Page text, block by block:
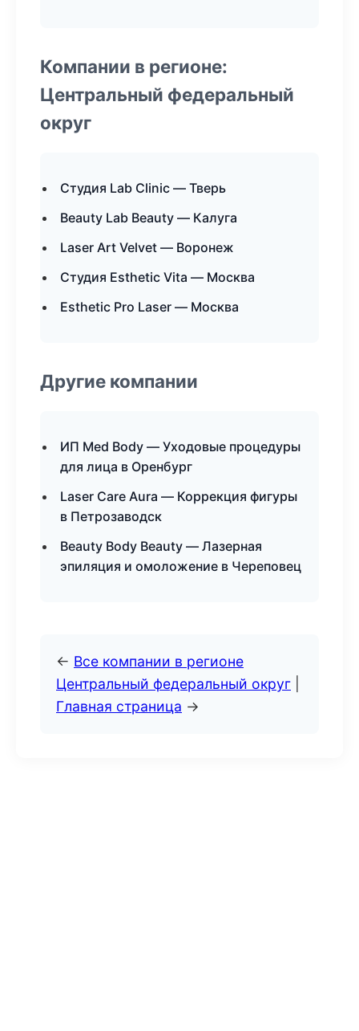
Компании в регионе:
Центральный федеральный
округ
Студия Lab Clinic — Тверь
Beauty Lab Beauty — Калуга
Laser Art Velvet — Воронеж
Студия Esthetic Vita — Москва
Esthetic Pro Laser — Москва
Другие компании
ИП Med Body — Уходовые процедуры
для лица в Оренбург
Laser Care Aura — Коррекция фигуры
в Петрозаводск
Beauty Body Beauty — Лазерная
эпиляция и омоложение в Череповец
← Все компании в регионе
Центральный федеральный округ
Главная страница →